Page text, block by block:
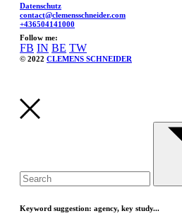
Datenschutz
contact@clemensschneider.com
+436504141000
Follow me:
FB IN BE TW
© 2022 CLEMENS SCHNEIDER
Keyword suggestion: agency, key study...